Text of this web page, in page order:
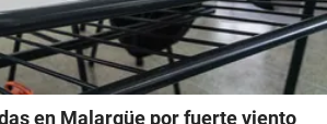
en Malargüe por fuerte viento